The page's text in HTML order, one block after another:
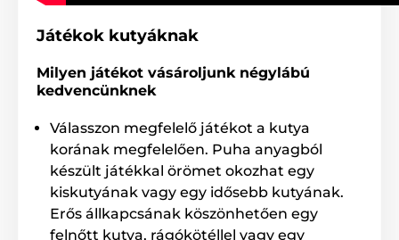
szórakozás!
Játékok kutyáknak
Milyen játékot vásároljunk négylábú
kedvencünknek
Válasszon megfelelő játékot a kutya
korának megfelelően. Puha anyagból
készült játékkal örömet okozhat egy
kiskutyának vagy egy idősebb kutyának.
Erős állkapcsának köszönhetően egy
felnőtt kutya, rágókötéllel vagy egy